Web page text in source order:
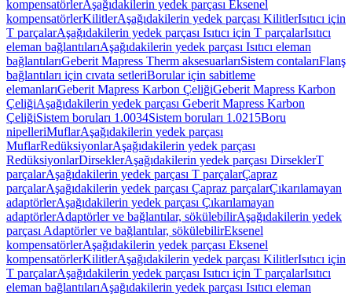
kompensatörlerAşağıdakilerin yedek parçası Eksenel
kompensatörlerKilitlerAşağıdakilerin yedek parçası KilitlerIsıtıcı için
T parçalarAşağıdakilerin yedek parçası Isıtıcı için T parçalarIsıtıcı
eleman bağlantılarıAşağıdakilerin yedek parçası Isıtıcı eleman
bağlantılarıGeberit Mapress Therm aksesuarlarıSistem contalarıFlanş
bağlantıları için cıvata setleriBorular için sabitleme
elemanlarıGeberit Mapress Karbon ÇeliğiGeberit Mapress Karbon
ÇeliğiAşağıdakilerin yedek parçası Geberit Mapress Karbon
ÇeliğiSistem boruları 1.0034Sistem boruları 1.0215Boru
nipelleriMuflarAşağıdakilerin yedek parçası
MuflarRedüksiyonlarAşağıdakilerin yedek parçası
RedüksiyonlarDirseklerAşağıdakilerin yedek parçası DirseklerT
parçalarAşağıdakilerin yedek parçası T parçalarÇapraz
parçalarAşağıdakilerin yedek parçası Çapraz parçalarÇıkarılamayan
adaptörlerAşağıdakilerin yedek parçası Çıkarılamayan
adaptörlerAdaptörler ve bağlantılar, sökülebilirAşağıdakilerin yedek
parçası Adaptörler ve bağlantılar, sökülebilirEksenel
kompensatörlerAşağıdakilerin yedek parçası Eksenel
kompensatörlerKilitlerAşağıdakilerin yedek parçası KilitlerIsıtıcı için
T parçalarAşağıdakilerin yedek parçası Isıtıcı için T parçalarIsıtıcı
eleman bağlantılarıAşağıdakilerin yedek parçası Isıtıcı eleman